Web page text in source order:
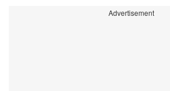
Advertisement